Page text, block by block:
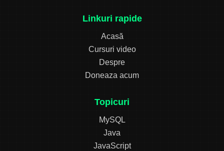
Linkuri rapide
Acasă
Cursuri video
Despre
Doneaza acum
Topicuri
MySQL
Java
JavaScript